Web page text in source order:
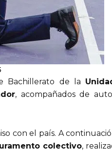
Bachillerato de la
, acompañados de
con el país. A
colectivo,